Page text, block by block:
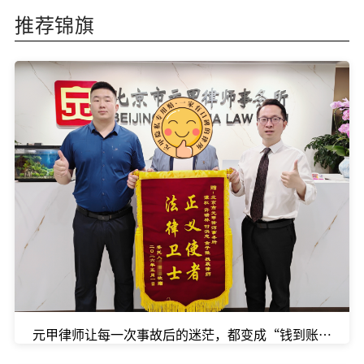
推荐锦旗
元甲律师让每一次事故后的迷茫，都变成“钱到账”的踏